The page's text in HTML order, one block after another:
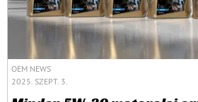
OEM NEWS
2025. SZEPT. 3.